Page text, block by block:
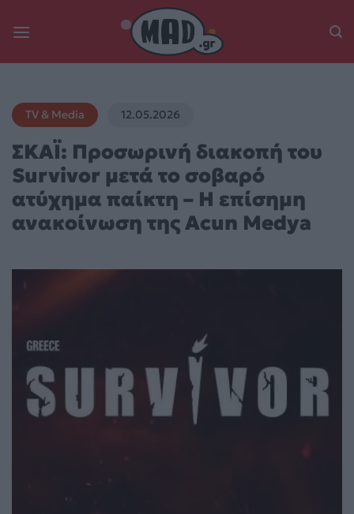
TV & Media 12.05.2026
ΣΚΑΪ: Προσωρινή διακοπή του
Survivor μετά το σοβαρό
ατύχημα παίκτη – H επίσημη
ανακοίνωση της Αcun Medya